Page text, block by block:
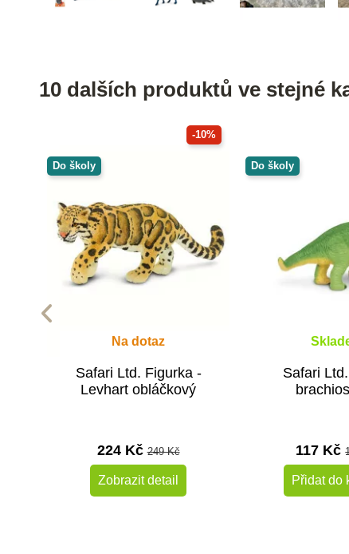
10 dalších produktů ve stejné
-10%
Do školy
Na dotaz
Safari Ltd. Figurka -
Levhart obláčkový
224 Kč249 Kč
Zobrazit detail
Do školy
Safari
117 Kč
Přidat do